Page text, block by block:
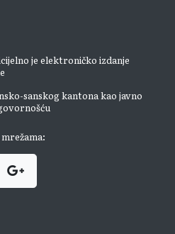
je elektroničko izdanje
sanskog kantona kao javno